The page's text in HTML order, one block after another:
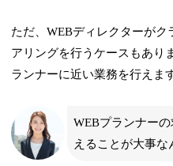
ただ、WEBディレクターがク
アリングを行うケースもあり
ランナーに近い業務を行えま
WEBプランナー
えることが大事な